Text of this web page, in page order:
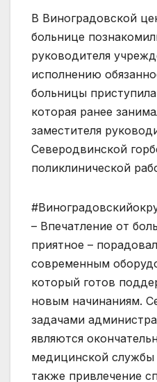
В Виноградовской
больнице
руководителя
исполнению
больницы
которая ранее
заместителя
Северодвинской
поликлинической
– Впечатление от
приятное –
современным
который готов
новым начинаниям.
задачами
являются
медицинской службы
также привлечение